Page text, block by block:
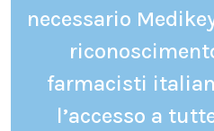
necessario
farmacisti
l’accesso a